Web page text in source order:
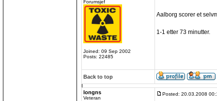
Forumsjef
Joined: 09 Sep 2002
Posts: 22485
Aalborg scorer et
1-1 etter 73 minutter.
Back to top
longns
Veteran
Posted: 20.03.2008